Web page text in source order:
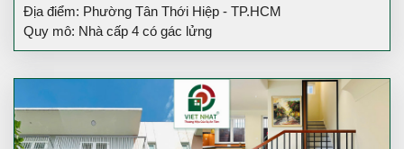
Địa điểm: Phường Tân Thới Hiệp - TP.HCM
Quy mô: Nhà cấp 4 có gác lửng